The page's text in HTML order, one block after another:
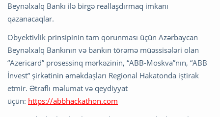
Beynəlxalq Bankı ilə birgə reallaşdırmaq imkanı
qazanacaqlar.
Obyektivlik prinsipinin tam qorunması üçün Azərbaycan
Beynəlxalq Bankının və bankın törəmə müəssisələri olan
“Azericard” prosessinq mərkəzinin, “ABB-Moskva”nın, “ABB
İnvest” şirkətinin əməkdaşları Regional Hakatonda iştirak
etmir. Ətraflı məlumat və qeydiyyat
üçün: https://abbhackathon.com